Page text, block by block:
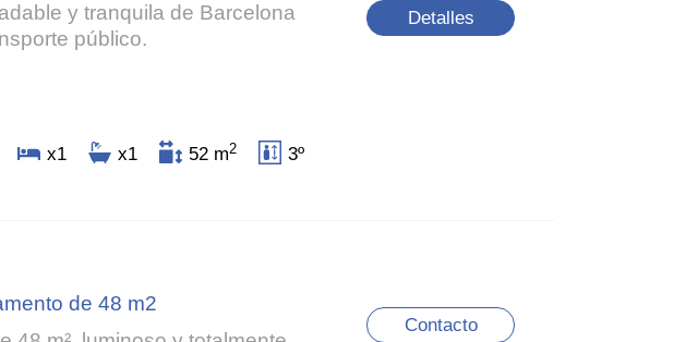
y tranquila de Barcelona
público.
x1 x1 52 m2 3º
Detalles
de 48 m2
Contacto